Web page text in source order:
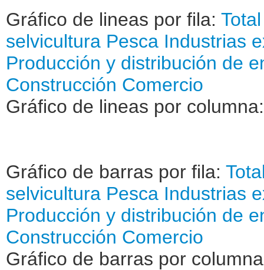
Gráfico de lineas por fila: Total
selvicultura Pesca Industrias
Producción y distribución de
Construcción Comercio
Gráfico de lineas por columna:
Gráfico de barras por fila:
selvicultura Pesca Industrias
Producción y distribución de
Construcción Comercio
Gráfico de barras por